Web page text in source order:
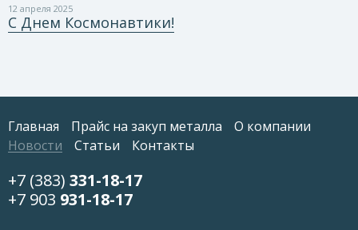
12 апреля 2025
С Днем Космонавтики!
Главная Прайс на закуп металла
О компании
Новости
Статьи Контакты
+7 (383) 331-18-17
+7 903 931-18-17